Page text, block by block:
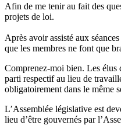
Afin de me tenir au fait des
projets de loi.
Après avoir assisté aux
que les membres ne font que
Comprenez‑moi bien. Les élus
parti respectif au lieu de
obligatoirement dans le même
L’Assemblée législative est
lieu d’être gouvernés par